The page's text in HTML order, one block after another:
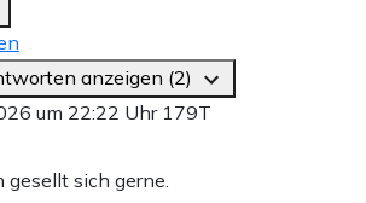
anzeigen (2)
um 22:22 Uhr 179T
gesellt sich gerne.